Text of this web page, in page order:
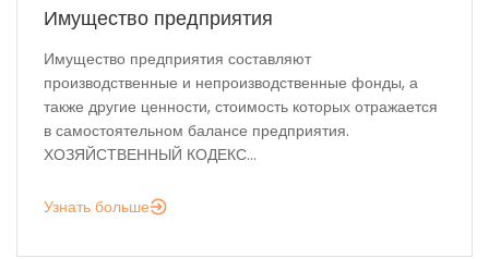
Имущество предприятия
Имущество предприятия составляют
производственные и непроизводственные фонды, а
также другие ценности, стоимость которых отражается
в самостоятельном балансе предприятия.
ХОЗЯЙСТВЕННЫЙ КОДЕКС...
Узнать больше